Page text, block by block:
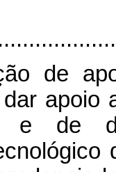
de
apoio
de